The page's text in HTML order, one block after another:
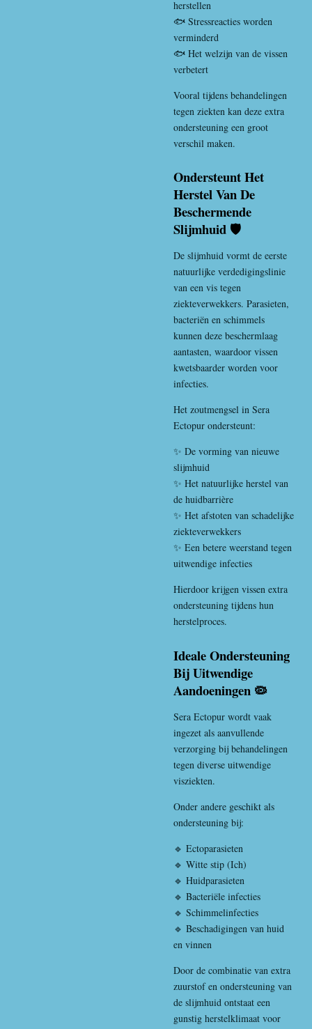
herstellen
🐟 Stressreacties worden
verminderd
🐟 Het welzijn van de vissen
verbetert
Vooral tijdens behandelingen
tegen ziekten kan deze extra
ondersteuning een groot
verschil maken.
Ondersteunt Het
Herstel Van De
Beschermende
Slijmhuid 🛡️
De slijmhuid vormt de eerste
natuurlijke verdedigingslinie
van een vis tegen
ziekteverwekkers. Parasieten,
bacteriën en schimmels
kunnen deze beschermlaag
aantasten, waardoor vissen
kwetsbaarder worden voor
infecties.
Het zoutmengsel in Sera
Ectopur ondersteunt:
✨ De vorming van nieuwe
slijmhuid
✨ Het natuurlijke herstel van
de huidbarrière
✨ Het afstoten van schadelijke
ziekteverwekkers
✨ Een betere weerstand tegen
uitwendige infecties
Hierdoor krijgen vissen extra
ondersteuning tijdens hun
herstelproces.
Ideale Ondersteuning
Bij Uitwendige
Aandoeningen 🦠
Sera Ectopur wordt vaak
ingezet als aanvullende
verzorging bij behandelingen
tegen diverse uitwendige
visziekten.
Onder andere geschikt als
ondersteuning bij:
🔹 Ectoparasieten
🔹 Witte stip (Ich)
🔹 Huidparasieten
🔹 Bacteriële infecties
🔹 Schimmelinfecties
🔹 Beschadigingen van huid
en vinnen
Door de combinatie van extra
zuurstof en ondersteuning van
de slijmhuid ontstaat een
gunstig herstelklimaat voor